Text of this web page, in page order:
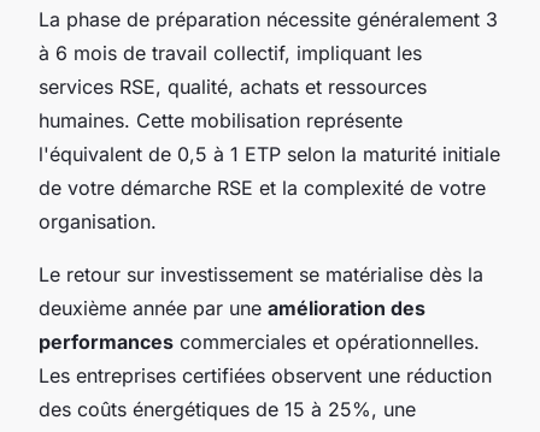
La phase de préparation nécessite généralement 3
à 6 mois de travail collectif, impliquant les
services RSE, qualité, achats et ressources
humaines. Cette mobilisation représente
l'équivalent de 0,5 à 1 ETP selon la maturité initiale
de votre démarche RSE et la complexité de votre
organisation.
Le retour sur investissement se matérialise dès la
deuxième année par une amélioration des
performances commerciales et opérationnelles.
Les entreprises certifiées observent une réduction
des coûts énergétiques de 15 à 25%, une